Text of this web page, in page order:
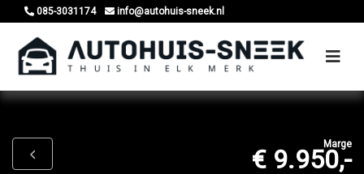
085-3031174 info@autohuis-sneek.nl
Marge
€ 9.950,-